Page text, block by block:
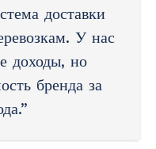
доставки
У нас
доходы, но
бренда за